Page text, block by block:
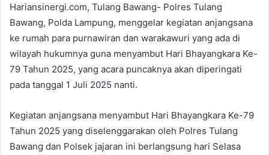
Hariansinergi.com, Tulang Bawang- Polres Tulang
Bawang, Polda Lampung, menggelar kegiatan anjangsana
ke rumah para purnawiran dan warakawuri yang ada di
wilayah hukumnya guna menyambut Hari Bhayangkara Ke-
79 Tahun 2025, yang acara puncaknya akan diperingati
pada tanggal 1 Juli 2025 nanti.
Kegiatan anjangsana menyambut Hari Bhayangkara Ke-79
Tahun 2025 yang diselenggarakan oleh Polres Tulang
Bawang dan Polsek jajaran ini berlangsung hari Selasa